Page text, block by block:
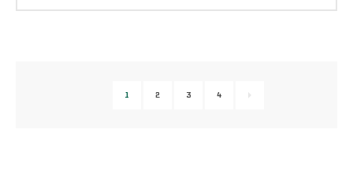
1 2 3 4